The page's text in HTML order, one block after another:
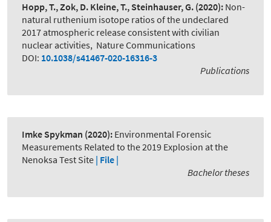
Hopp, T., Zok, D. Kleine, T., Steinhauser, G. (2020): Non-
natural ruthenium isotope ratios of the undeclared
2017 atmospheric release consistent with civilian
nuclear activities, Nature Communications
DOI: 10.1038/s41467-020-16316-3
Publications
Imke Spykman (2020): Environmental Forensic
Measurements Related to the 2019 Explosion at the
Nenoksa Test Site | File |
Bachelor theses